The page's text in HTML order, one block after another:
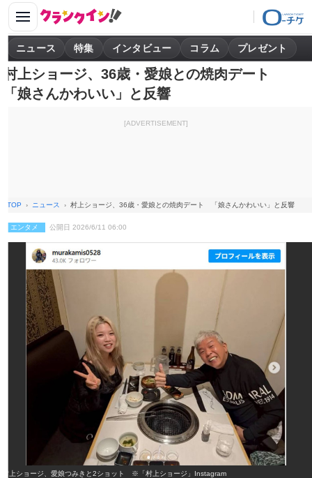
ニュース 特集 インタビュー コラム プレゼント
村上ショージ、36歳・愛娘との焼肉デート
「娘さんかわいい」と反響
[ADVERTISEMENT]
TOP ニュース 村上ショージ、36歳・愛娘との焼肉デート 「娘さんかわいい」と反響
エンタメ 公開日 2026/6/11 06:00
村上ショージ、愛娘つみきと2ショット ※「村上ショージ」Instagram